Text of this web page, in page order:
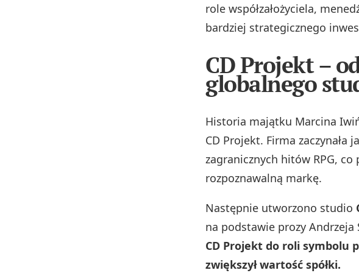
role współzałożyciela,
bardziej strategicznego
CD Projekt –
globalnego
Historia majątku Marcina
CD Projekt. Firma
zagranicznych hitów RPG, co
rozpoznawalną markę.
Następnie utworzono studio
na podstawie prozy Andrzeja
CD Projekt do roli symbolu
zwiększył wartość spółki.